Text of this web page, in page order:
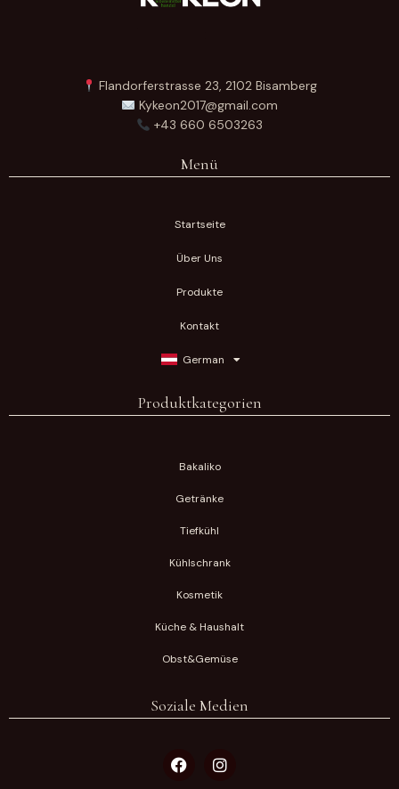
Flandorferstrasse 23, 2102 Bisamberg
Kykeon2017@gmail.com
+43 660 6503263
Menü
Startseite
Über Uns
Produkte
Kontakt
German
Produktkategorien
Bakaliko
Getränke
Tiefkühl
Kühlschrank
Kosmetik
Küche & Haushalt
Obst&Gemüse
Soziale Medien